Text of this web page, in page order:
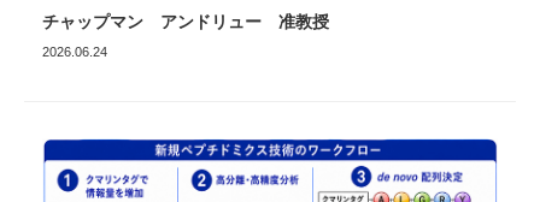
チャップマン アンドリュー 准教授
2026.06.24